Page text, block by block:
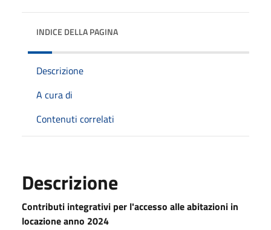
INDICE DELLA PAGINA
Descrizione
A cura di
Contenuti correlati
Descrizione
Contributi integrativi per l'accesso alle abitazioni in
locazione anno 2024